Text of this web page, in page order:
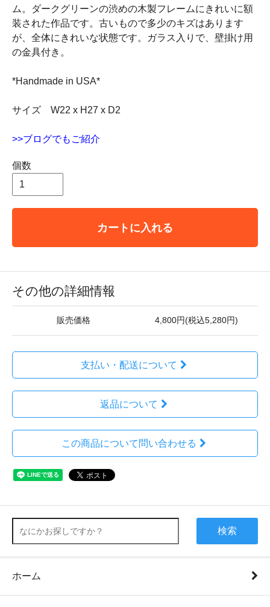
ム。ダークグリーンの渋めの木製フレームにきれいに額
装された作品です。古いもので多少のキズはあります
が、全体にきれいな状態です。ガラス入りで、壁掛け用
の金具付き。
*Handmade in USA*
サイズ W22 x H27 x D2
>>ブログでもご紹介
個数
カートに入れる
その他の詳細情報
販売価格 4,800円(税込5,280円)
支払い・配送について
返品について
この商品について問い合わせる
検索
ホーム